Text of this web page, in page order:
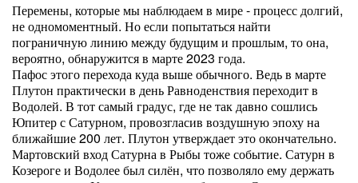
Перемены, которые мы наблюдаем в мире - процесс долгий,
не одномоментный. Но если попытаться найти
пограничную линию между будущим и прошлым, то она,
вероятно, обнаружится в марте 2023 года.
Пафос этого перехода куда выше обычного. Ведь в марте
Плутон практически в день Равноденствия переходит в
Водолей. В тот самый градус, где не так давно сошлись
Юпитер с Сатурном, провозгласив воздушную эпоху на
ближайшие 200 лет. Плутон утверждает это окончательно.
Мартовский вход Сатурна в Рыбы тоже событие. Сатурн в
Козероге и Водолее был силён, что позволяло ему держать